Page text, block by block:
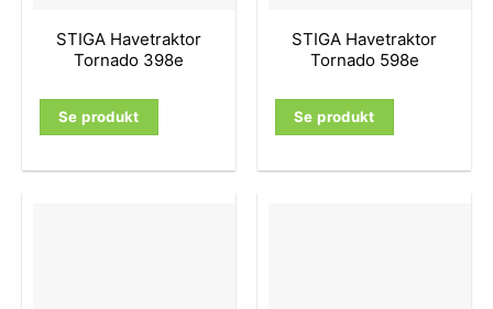
STIGA Havetraktor
Tornado 398e
Se produkt
STIGA Havetraktor
Tornado 598e
Se produkt